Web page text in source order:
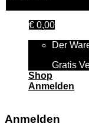
€ 0,00
Der
Gratis
Shop
Anmelden
Anmelden